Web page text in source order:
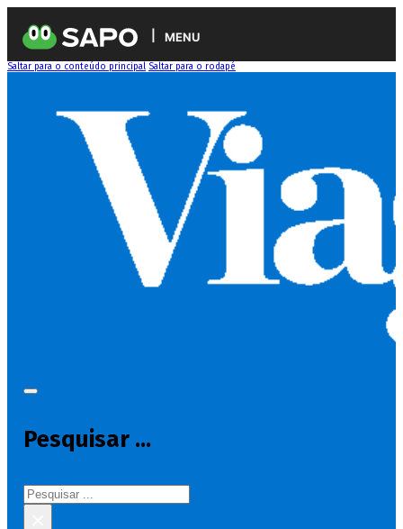
MENU
Saltar para o conteúdo principal Saltar para o rodapé
Pesquisar ...
Pesquisar